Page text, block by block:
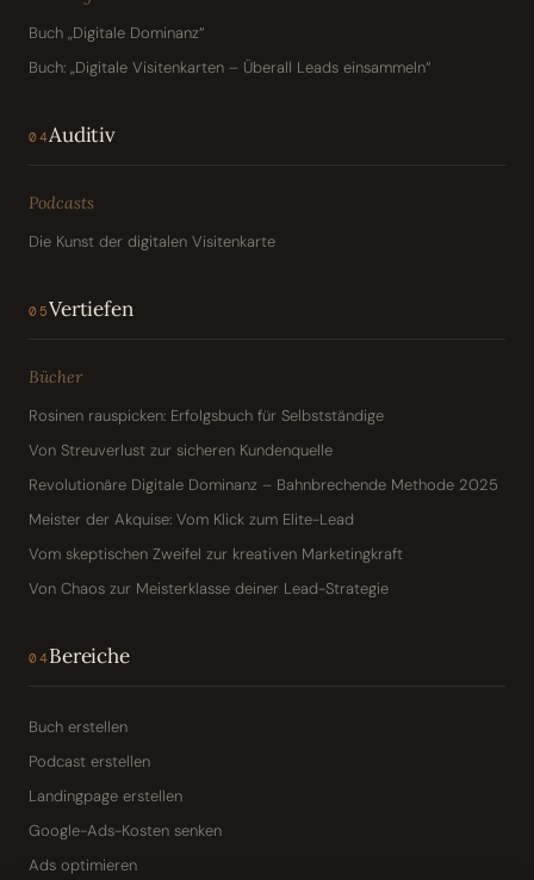
Buch „Digitale Dominanz“
Buch: „Digitale Visitenkarten – Überall Leads einsammeln“
04Auditiv
Podcasts
Die Kunst der digitalen Visitenkarte
05Vertiefen
Bücher
Rosinen rauspicken: Erfolgsbuch für Selbstständige
Von Streuverlust zur sicheren Kundenquelle
Revolutionäre Digitale Dominanz – Bahnbrechende Methode 2025
Meister der Akquise: Vom Klick zum Elite-Lead
Vom skeptischen Zweifel zur kreativen Marketingkraft
Von Chaos zur Meisterklasse deiner Lead-Strategie
04Bereiche
Buch erstellen
Podcast erstellen
Landingpage erstellen
Google-Ads-Kosten senken
Ads optimieren